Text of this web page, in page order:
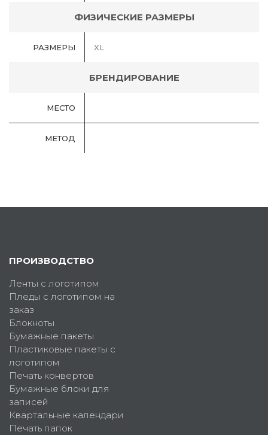
ФИЗИЧЕСКИЕ РАЗМЕРЫ
РАЗМЕРЫ XL
БРЕНДИРОВАНИЕ
МЕСТО
МЕТОД
ПРОИЗВОДСТВО
Ленты с логотипом
Пледы с логотипом на
заказ
Блокноты
Бумажные пакеты
Пластиковые пакеты с
логотипом
Печать конвертов
Бумажные блоки для
записей
Квартальные календари
Печать папок